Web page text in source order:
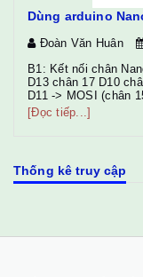
Dùng arduino
Đoàn Văn Huân
B1: Kết nối chân Nano ATmega8A D11 chân 15 D12 chân 16
D13 chân 17 D10 chân 29 Nano D10 -> RESET (chân 29) Nano
D11 -> MOSI (chân
-> SCK (chân 17)
GND -> GND Chú ý:
[Đọc tiếp...]
Thống kê truy cập